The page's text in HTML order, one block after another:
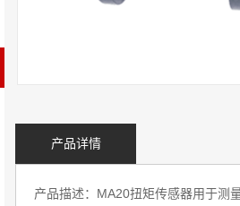
产品详情
产品描述：MA20扭矩传感器用于测